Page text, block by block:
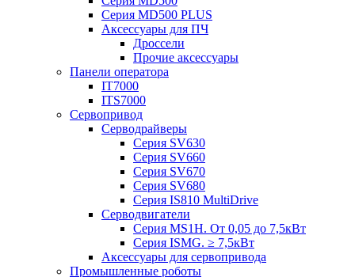
Серия MD500 PLUS
Аксессуары для ПЧ
Дроссели
Прочие аксессуары
Панели оператора
IT7000
ITS7000
Сервопривод
Серводрайверы
Серия SV630
Серия SV660
Серия SV670
Серия SV680
Серия IS810 MultiDrive
Серводвигатели
Серия MS1H. От 0,05 до 7,5кВт
Серия ISMG. ≥ 7,5кВт
Аксессуары для сервопривода
Промышленные роботы